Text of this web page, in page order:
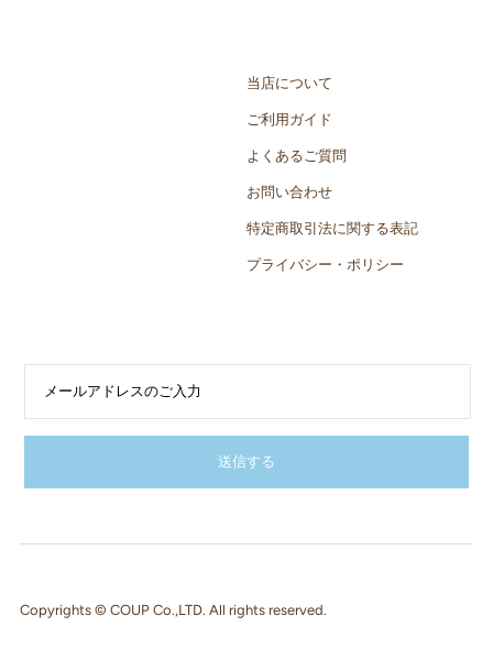
当店について
ご利用ガイド
よくあるご質問
お問い合わせ
特定商取引法に関する表記
プライバシー・ポリシー
Copyrights © COUP Co.,LTD. All rights reserved.